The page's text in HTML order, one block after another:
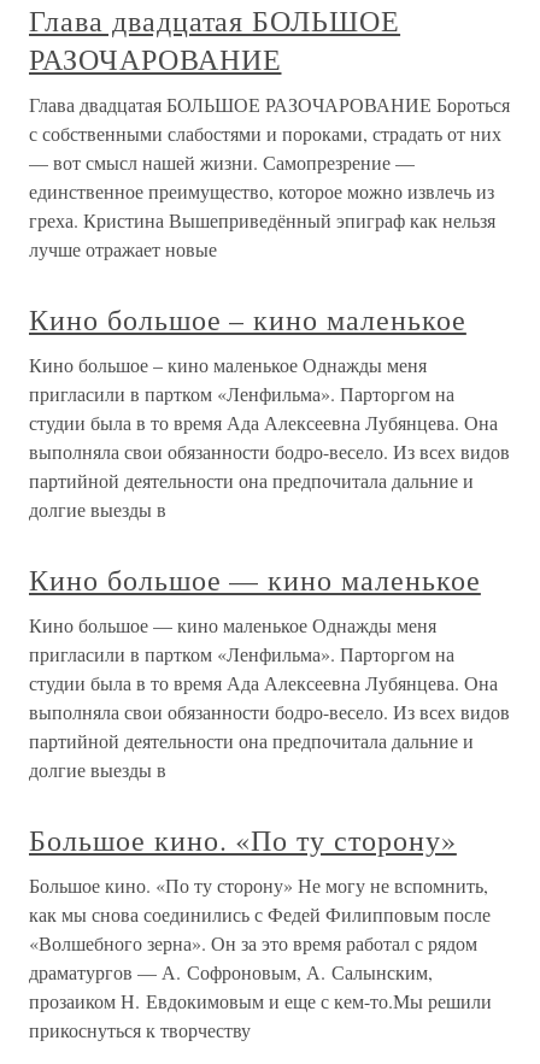
Глава двадцатая БОЛЬШОЕ
РАЗОЧАРОВАНИЕ
Глава двадцатая БОЛЬШОЕ РАЗОЧАРОВАНИЕ Бороться
с собственными слабостями и пороками, страдать от них
— вот смысл нашей жизни. Самопрезрение —
единственное преимущество, которое можно извлечь из
греха. Кристина Вышеприведённый эпиграф как нельзя
лучше отражает новые
Кино большое – кино маленькое
Кино большое – кино маленькое Однажды меня
пригласили в партком «Ленфильма». Парторгом на
студии была в то время Ада Алексеевна Лубянцева. Она
выполняла свои обязанности бодро-весело. Из всех видов
партийной деятельности она предпочитала дальние и
долгие выезды в
Кино большое — кино маленькое
Кино большое — кино маленькое Однажды меня
пригласили в партком «Ленфильма». Парторгом на
студии была в то время Ада Алексеевна Лубянцева. Она
выполняла свои обязанности бодро-весело. Из всех видов
партийной деятельности она предпочитала дальние и
долгие выезды в
Большое кино. «По ту сторону»
Большое кино. «По ту сторону» Не могу не вспомнить,
как мы снова соединились с Федей Филипповым после
«Волшебного зерна». Он за это время работал с рядом
драматургов — А. Софроновым, А. Салынским,
прозаиком Н. Евдокимовым и еще с кем-то.Мы решили
прикоснуться к творчеству